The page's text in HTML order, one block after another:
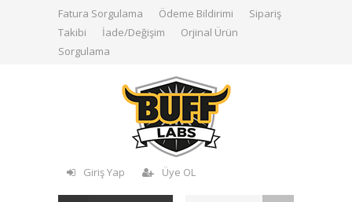
Fatura Sorgulama Ödeme Bildirimi
Sipariş
Takibi
İade/Değişim
Orjinal Ürün
Sorgulama
Giriş Yap Üye OL